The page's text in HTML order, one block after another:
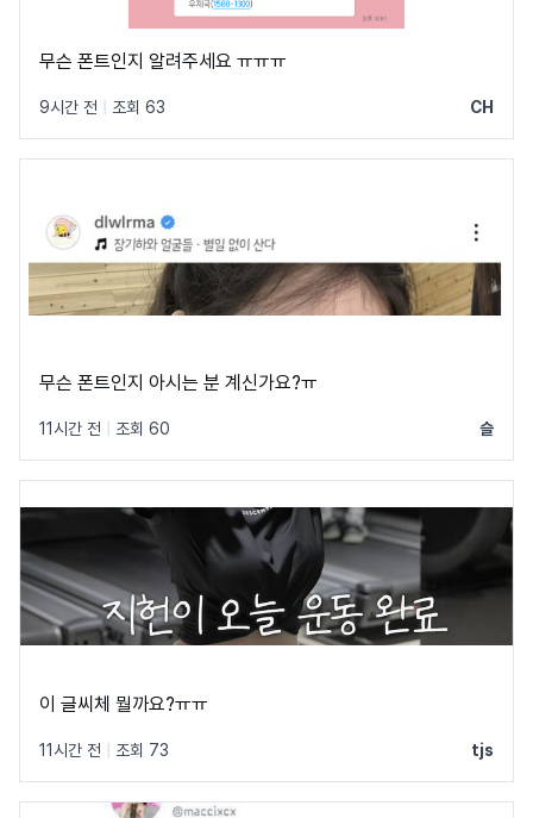
무슨 폰트인지 알려주세요 ㅠㅠㅠ
9시간 전 조회 63 CH
무슨 폰트인지 아시는 분 계신가요?ㅠ
11시간 전 조회 60 슬
이 글씨체 뭘까요?ㅠㅠ
11시간 전 조회 73 tjs